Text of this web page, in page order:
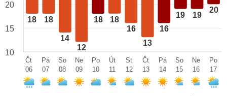
18 18
14
12
18 18
16
13
16
19 19
20
20
15
10
Čt
06
Pá
07
So
08
Ne
09
Po
10
Út
11
St
12
Čt
13
Pá
14
So
15
Ne
16
Po
17